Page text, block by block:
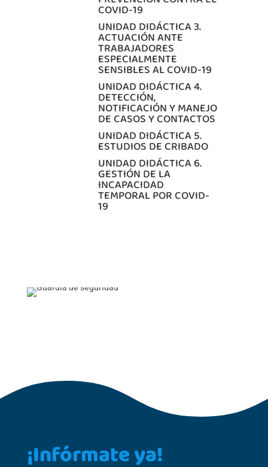
COVID-19
UNIDAD DIDÁCTICA 3.
ACTUACIÓN ANTE
TRABAJADORES
ESPECIALMENTE
SENSIBLES AL COVID-19
UNIDAD DIDÁCTICA 4.
DETECCIÓN,
NOTIFICACIÓN Y MANEJO
DE CASOS Y CONTACTOS
UNIDAD DIDÁCTICA 5.
ESTUDIOS DE CRIBADO
UNIDAD DIDÁCTICA 6.
GESTIÓN DE LA
INCAPACIDAD
TEMPORAL POR COVID-
19
¡Infórmate ya!